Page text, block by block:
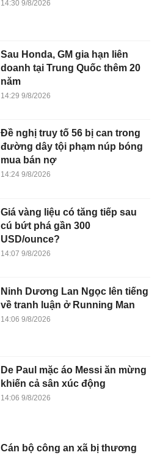
14:30 9/8/2026
Sau Honda, GM gia hạn liên
doanh tại Trung Quốc thêm 20
năm
14:29 9/8/2026
Đề nghị truy tố 56 bị can trong
đường dây tội phạm núp bóng
mua bán nợ
14:24 9/8/2026
Giá vàng liệu có tăng tiếp sau
cú bứt phá gần 300
USD/ounce?
14:07 9/8/2026
Ninh Dương Lan Ngọc lên tiếng
về tranh luận ở Running Man
14:06 9/8/2026
De Paul mặc áo Messi ăn mừng
khiến cả sân xúc động
14:06 9/8/2026
Cán bộ công an xã bị thương